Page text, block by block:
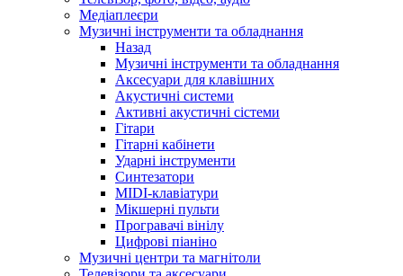
Медіаплеєри
Музичні інструменти та обладнання
Назад
Музичні інструменти та обладнання
Аксесуари для клавішних
Акустичні системи
Активні акустичні сістеми
Гітари
Гітарні кабінети
Ударні інструменти
Синтезатори
MIDI-клавіатури
Мікшерні пульти
Програвачі вінілу
Цифрові піаніно
Музичні центри та магнітоли